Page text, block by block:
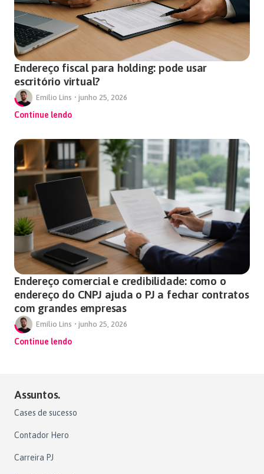
Endereço fiscal para holding: pode usar
escritório virtual?
Emílio Lins • junho 25, 2026
Continue lendo
Endereço comercial e credibilidade: como o
endereço do CNPJ ajuda o PJ a fechar contratos
com grandes empresas
Emílio Lins • junho 25, 2026
Continue lendo
Assuntos.
Cases de sucesso
Contador Hero
Carreira PJ